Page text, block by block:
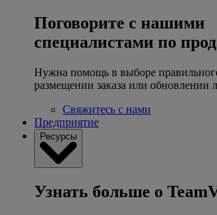
Поговорите с нашими
специалистами по
Нужна помощь в выборе
размещении заказа или обновлении
Свяжитесь с нами
Предприятие
Ресурсы
Узнать больше о